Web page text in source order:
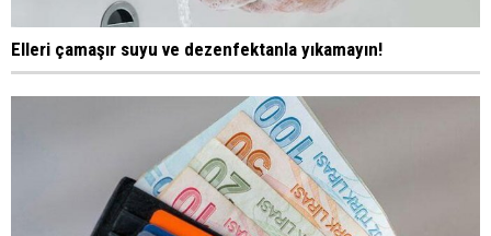
Elleri çamaşır suyu ve dezenfektanla yıkamayın!